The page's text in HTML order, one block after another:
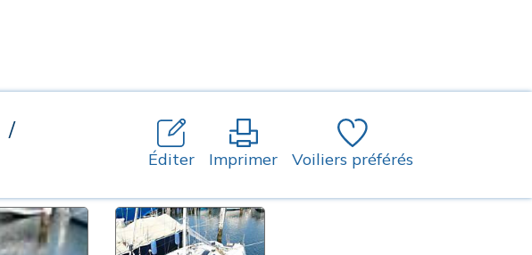
/
Éditer Imprimer Voiliers préférés